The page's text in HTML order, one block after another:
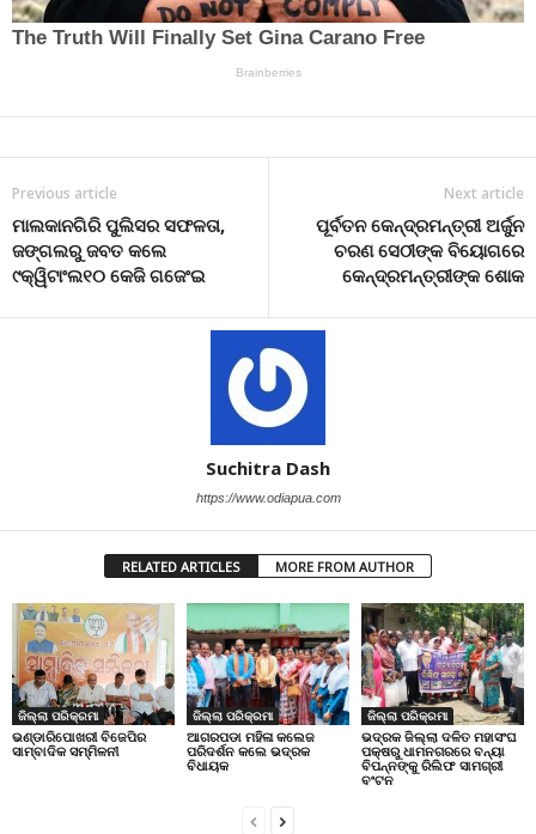
Previous article
ମାଲକାନଗିରି ପୁଲିସର ସଫଳତା,
ଜଙ୍ଗଲରୁ ଜବତ କଲେ
୯କ୍ୱିଟାଂଲ୧୦ କେଜି ଗଜେଂଇ
Next article
ପୂର୍ବତନ କେନ୍ଦ୍ରମନ୍ତ୍ରୀ ଅର୍ଜୁନ
ଚରଣ ସେଠୀଙ୍କ ବିୟୋଗରେ
କେନ୍ଦ୍ରମନ୍ତ୍ରୀଙ୍କ ଶୋକ
Suchitra Dash
https://www.odiapua.com
RELATED ARTICLES MORE FROM AUTHOR
ଜିଲ୍ଲା ପରିକ୍ରମା
ଭଣ୍ଡାରିପୋଖରୀ ବିଜେପିର
ସାମ୍ବାଦିକ ସମ୍ମିଳନୀ
ଜିଲ୍ଲା ପରିକ୍ରମା
ଆଗରପଡା ମହିଳା କଲେଜ
ପରିଦର୍ଶନ କଲେ ଭଦ୍ରକ
ବିଧାୟକ
ଜିଲ୍ଲା ପରିକ୍ରମା
ଭଦ୍ରକ ଜିଲ୍ଲା ଦଳିତ ମହାସଂଘ
ପକ୍ଷରୁ ଧାମନଗରରେ ବନ୍ୟା
ବିପନ୍ନଙ୍କୁ ରିଲିଫ ସାମଗ୍ରୀ
ବଂଟନ